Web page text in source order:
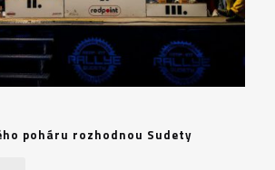
poháru rozhodnou Sudety